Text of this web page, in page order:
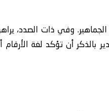
الجماهير. وفي ذات الصدد،
أن تؤكد لغة الأرقام